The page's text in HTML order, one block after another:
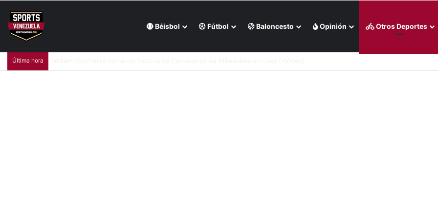
Béisbol Fútbol Baloncesto Opinión Otros Deportes
Última hora